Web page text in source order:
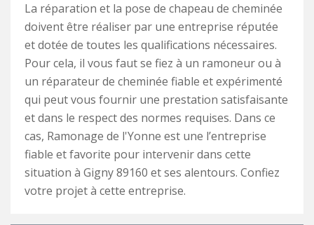
La réparation et la pose de chapeau de cheminée
doivent être réaliser par une entreprise réputée
et dotée de toutes les qualifications nécessaires.
Pour cela, il vous faut se fiez à un ramoneur ou à
un réparateur de cheminée fiable et expérimenté
qui peut vous fournir une prestation satisfaisante
et dans le respect des normes requises. Dans ce
cas, Ramonage de l'Yonne est une l’entreprise
fiable et favorite pour intervenir dans cette
situation à Gigny 89160 et ses alentours. Confiez
votre projet à cette entreprise.